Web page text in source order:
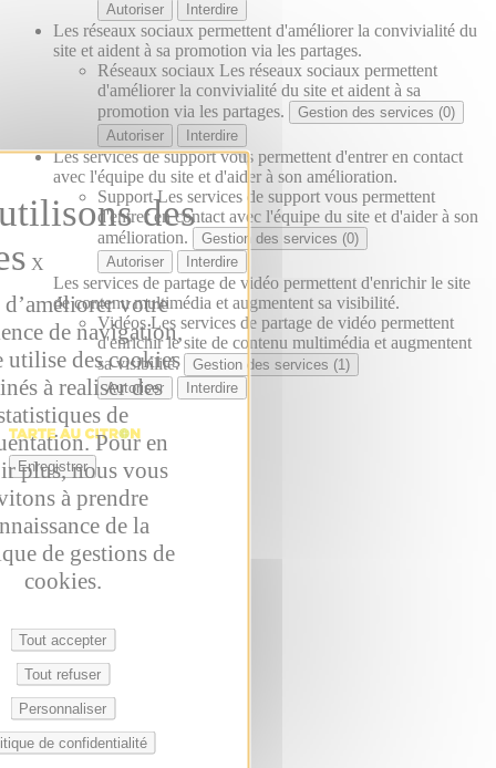
Autoriser
Interdire
Les réseaux sociaux permettent d'améliorer la convivialité du
site et aident à sa promotion via les partages.
Réseaux sociaux Les réseaux sociaux permettent
d'améliorer la convivialité du site et aident à sa
promotion via les partages.
Gestion des services (0)
Autoriser
Interdire
Les services de support vous permettent d'entrer en contact
avec l'équipe du site et d'aider à son amélioration.
Support Les services de support vous permettent
d'entrer en contact avec l'équipe du site et d'aider à son
amélioration.
Gestion des services (0)
Autoriser
Interdire
Les services de partage de vidéo permettent d'enrichir le site
de contenu multimédia et augmentent sa visibilité.
Vidéos Les services de partage de vidéo permettent
d'enrichir le site de contenu multimédia et augmentent
sa visibilité.
Gestion des services (1)
Autoriser
Interdire
Enregistrer
X
votre
de navigation,
utilise des cookies
à realiser des
de
Pour en
plus, nous vous
à prendre
de la
de gestions de
cookies.
Tout accepter
Tout refuser
Personnaliser
de confidentialité